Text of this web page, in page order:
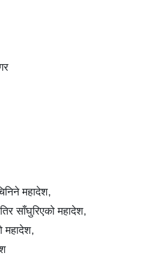
महादेश,
साँघुरिएको महादेश,
महादेश,